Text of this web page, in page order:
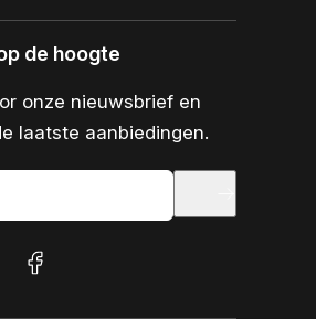
de hoogte
onze nieuwsbrief en
laatste aanbiedingen.
facebook